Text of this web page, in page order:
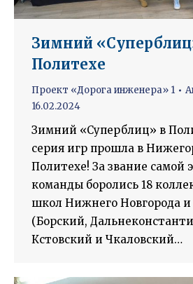
Зимний
Политехе
Проект «Дорога инженера» 1
16.02.2024
Зимний «Суперблиц» в
серия игр прошла в
Политехе! За звание самой
команды боролись 18
школ Нижнего Новгорода и
(Борский,
Кстовский и Чкаловский…